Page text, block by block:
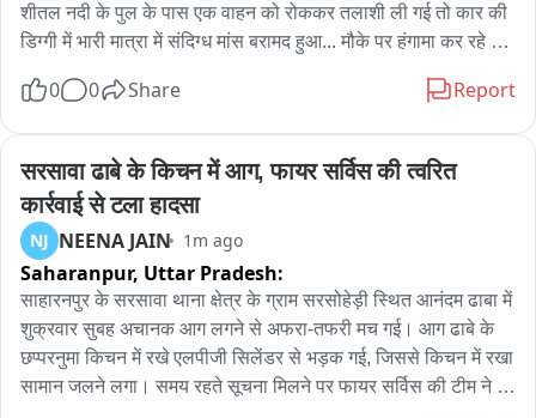
शीतल नदी के पुल के पास एक वाहन को रोककर तलाशी ली गई तो कार की
डिग्गी में भारी मात्रा में संदिग्ध मांस बरामद हुआ... मौके पर हंगामा कर रहे
परिवहन करने से स्थानीय लोगों की धार्मिक भावनाएं आहत हुई हैं.. जिसको
पहुंची पुलिस वाहन और उसमें सवार लोगों को पूछताछ के लिए अपने साथ
थाने ले गई... फिलहाल पुलिस पूरे मामले की बारीकी से जांच में जुट चुकी है...
0 0 Share Report
सरसावा ढाबे के किचन में आग, फायर सर्विस की त्वरित
कार्रवाई से टला हादसा
NJ NEENA JAIN 1m ago
Saharanpur, Uttar Pradesh:
साहारनपुर के सरसावा थाना क्षेत्र के ग्राम सरसोहेड़ी स्थित आनंदम ढाबा में
शुक्रवार सुबह अचानक आग लगने से अफरा-तफरी मच गई। आग ढाबे के
छप्परनुमा किचन में रखे एलपीजी सिलेंडर से भड़क गई, जिससे किचन में रखा
सामान जलने लगा। समय रहते सूचना मिलने पर फायर सर्विस की टीम ने